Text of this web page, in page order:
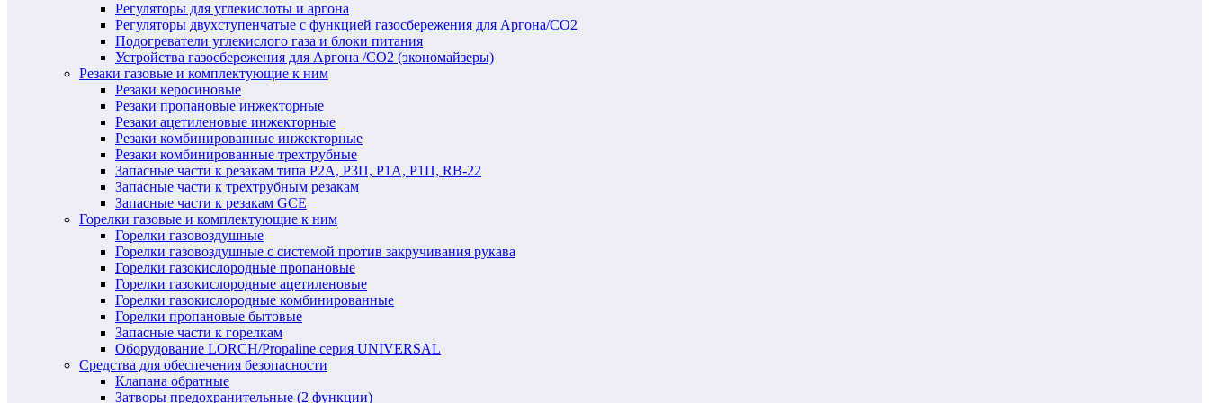
Регуляторы для углекислоты и аргона
Регуляторы двухступенчатые c функцией газосбережения для Аргона/СО2
Подогреватели углекислого газа и блоки питания
Устройства газосбережения для Аргона /СО2 (экономайзеры)
Резаки газовые и комплектующие к ним
Резаки керосиновые
Резаки пропановые инжекторные
Резаки ацетиленовые инжекторные
Резаки комбинированные инжекторные
Резаки комбинированные трехтрубные
Запасные части к резакам типа Р2А, Р3П, Р1А, Р1П, RB-22
Запасные части к трехтрубным резакам
Запасные части к резакам GCE
Горелки газовые и комплектующие к ним
Горелки газовоздушные
Горелки газовоздушные с системой против закручивания рукава
Горелки газокислородные пропановые
Горелки газокислородные ацетиленовые
Горелки газокислородные комбинированные
Горелки пропановые бытовые
Запасные части к горелкам
Оборудование LORCH/Propaline серия UNIVERSAL
Средства для обеспечения безопасности
Клапана обратные
Затворы предохранительные (2 функции)